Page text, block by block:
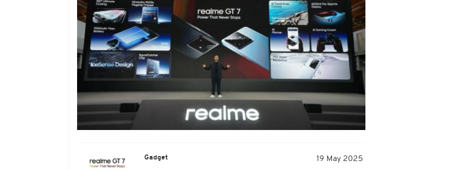
Gadget
19 May 2025